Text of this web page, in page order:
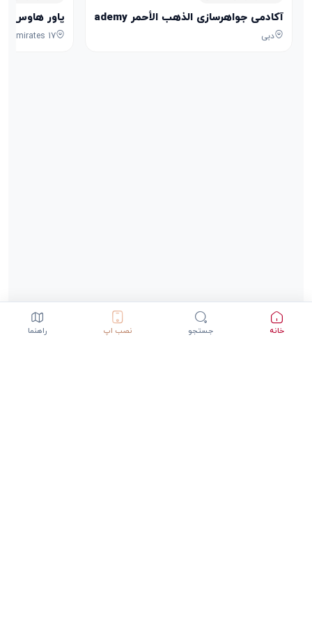
آکادمی جواهرسازی الذهب الأحمر Aldhahab Alahmar Jewelry Academy
دبی
پاور هاوس POWER HOUSE
خانه جستجو نصب اپ راهنما